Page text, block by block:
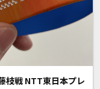
枝戦 NTT東日本プレ